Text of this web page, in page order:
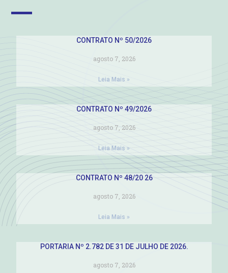
CONTRATO Nº 50/2026
agosto 7, 2026
Leia Mais »
CONTRATO Nº 49/2026
agosto 7, 2026
Leia Mais »
CONTRATO Nº 48/20 26
agosto 7, 2026
Leia Mais »
PORTARIA Nº 2.782 DE 31 DE JULHO DE 2026.
agosto 7, 2026